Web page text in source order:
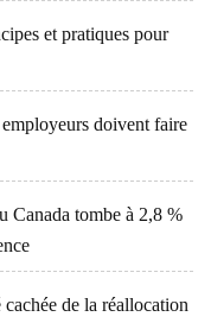
et pratiques pour
doivent faire
Canada tombe à 2,8 %
de la réallocation